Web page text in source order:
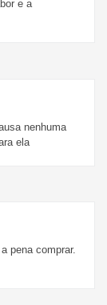
e a
nenhuma
ela
pena comprar.